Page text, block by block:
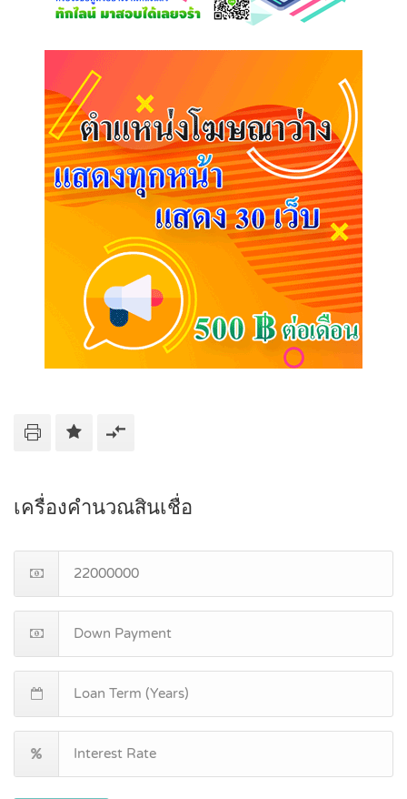
เครื่องคำนวณสินเชื่อ